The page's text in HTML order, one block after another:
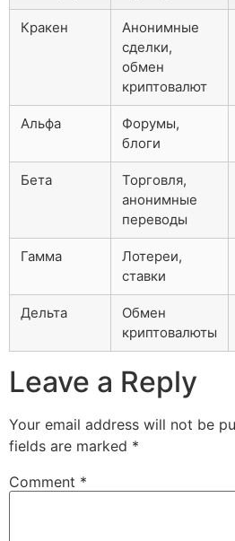
Кракен
Анонимные
сделки,
обмен
криптовалют
Альфа
Форумы,
блоги
Бета
Торговля,
анонимные
переводы
Гамма
Лотереи,
ставки
Дельта
Обмен
криптовалюты
Leave a Reply
Your email address will not be
fields are marked *
Comment *